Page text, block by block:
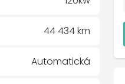
44 434 km
Automatická